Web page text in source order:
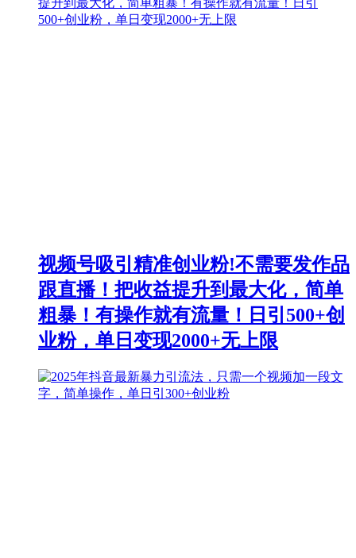
视频号吸引精准创业粉!不需要发作品
跟直播！把收益提升到最大化，简单
粗暴！有操作就有流量！日引500+创
业粉，单日变现2000+无上限